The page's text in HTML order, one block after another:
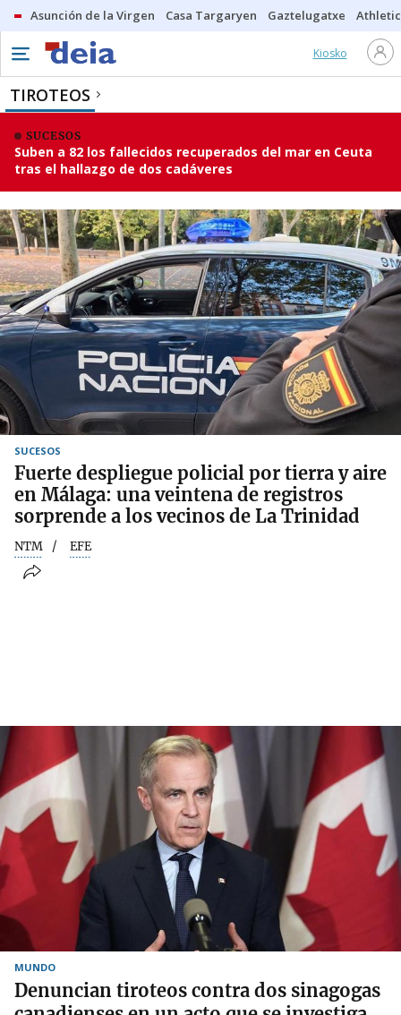
Asunción de la Virgen Casa Targaryen Gaztelugatxe Athletic
Kiosko
TIROTEOS
SUCESOS
Suben a 82 los fallecidos recuperados del mar en Ceuta
tras el hallazgo de dos cadáveres
SUCESOS
Fuerte despliegue policial por tierra y aire
en Málaga: una veintena de registros
sorprende a los vecinos de La Trinidad
NTM EFE
MUNDO
Denuncian tiroteos contra dos sinagogas